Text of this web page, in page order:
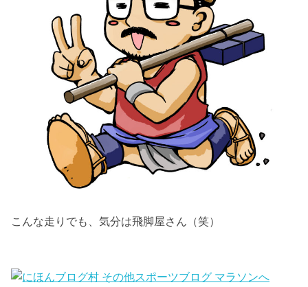
こんな走りでも、気分は飛脚屋さん（笑）